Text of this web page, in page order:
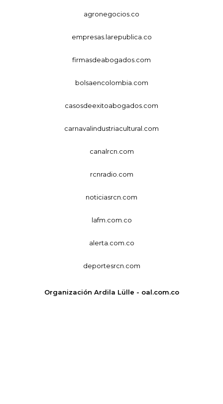
agronegocios.co
empresas.larepublica.co
firmasdeabogados.com
bolsaencolombia.com
casosdeexitoabogados.com
carnavalindustriacultural.com
canalrcn.com
rcnradio.com
noticiasrcn.com
lafm.com.co
alerta.com.co
deportesrcn.com
Organización Ardila Lülle - oal.com.co